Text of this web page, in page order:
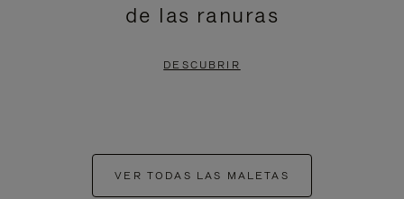
de las ranuras
DESCUBRIR
VER TODAS LAS MALETAS